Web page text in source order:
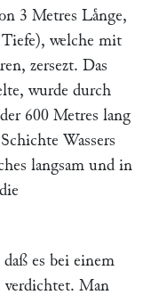
3 Metres Laͤnge,
welche mit
zersezt. Das
wurde durch
600 Metres lang
Wassers
langsam und in
es bei einem
Man